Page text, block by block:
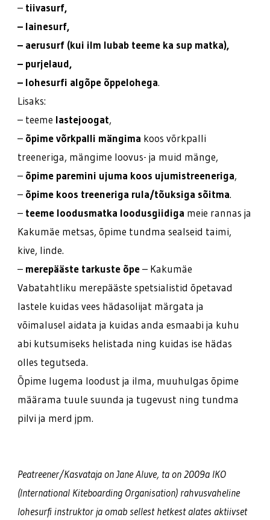
– tiivasurf,
– lainesurf,
– aerusurf (kui ilm lubab teeme ka sup matka),
– purjelaud,
– lohesurfi algõpe õppelohega.
Lisaks:
– teeme lastejoogat,
– õpime võrkpalli mängima koos võrkpalli
treeneriga, mängime loovus- ja muid mänge,
– õpime paremini ujuma koos ujumistreeneriga,
– õpime koos treeneriga rula/tõuksiga sõitma.
– teeme loodusmatka loodusgiidiga meie rannas ja
Kakumäe metsas, õpime tundma sealseid taimi,
kive, linde.
– merepääste tarkuste õpe– Kakumäe
Vabatahtliku merepääste spetsialistid õpetavad
lastele kuidas vees hädasolijat märgata ja
võimalusel aidata ja kuidas anda esmaabi ja kuhu
abi kutsumiseks helistada ning kuidas ise hädas
olles tegutseda.
Õpime lugema loodust ja ilma, muuhulgas õpime
määrama tuule suunda ja tugevust ning tundma
pilvi ja merd jpm.
Peatreener/Kasvataja on Jane Aluve, ta on 2009a IKO
(International Kiteboarding Organisation) rahvusvaheline
lohesurfi instruktor ja omab sellest hetkest alates aktiivset